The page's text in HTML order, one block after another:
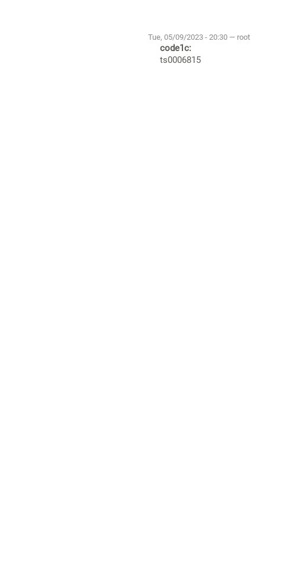
Tue, 05/09/2023 - 20:30 — root
code1c:
ts0006815